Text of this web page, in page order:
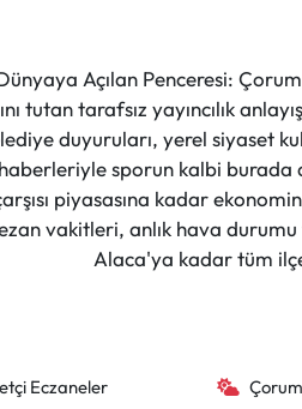
Açılan Penceresi:
tutan tarafsız yayıncılık
duyuruları, yerel siyaset
sporun kalbi burada
piyasasına kadar
vakitleri, anlık hava
Alaca'ya kadar tüm
Eczaneler